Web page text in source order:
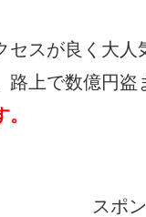
セスが良く大人
上で数億円盗
スポ